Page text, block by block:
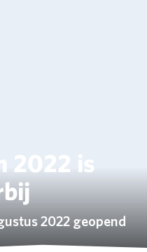
2022 is
2022 geopend